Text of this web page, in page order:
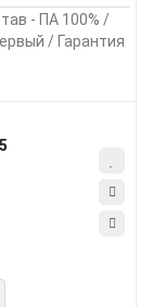
- ПА 100% /
/ Гарантия